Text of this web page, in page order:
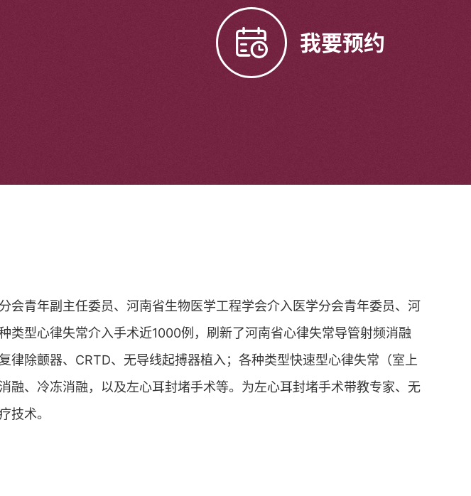
我要预约
青年副主任委员、河南省生物医学工程学会介入医学分会青年委员、河
型心律失常介入手术近1000例，刷新了河南省心律失常导管射频消融
除颤器、CRTD、无导线起搏器植入；各种类型快速型心律失常（室上
、冷冻消融，以及左心耳封堵手术等。为左心耳封堵手术带教专家、无
技术。